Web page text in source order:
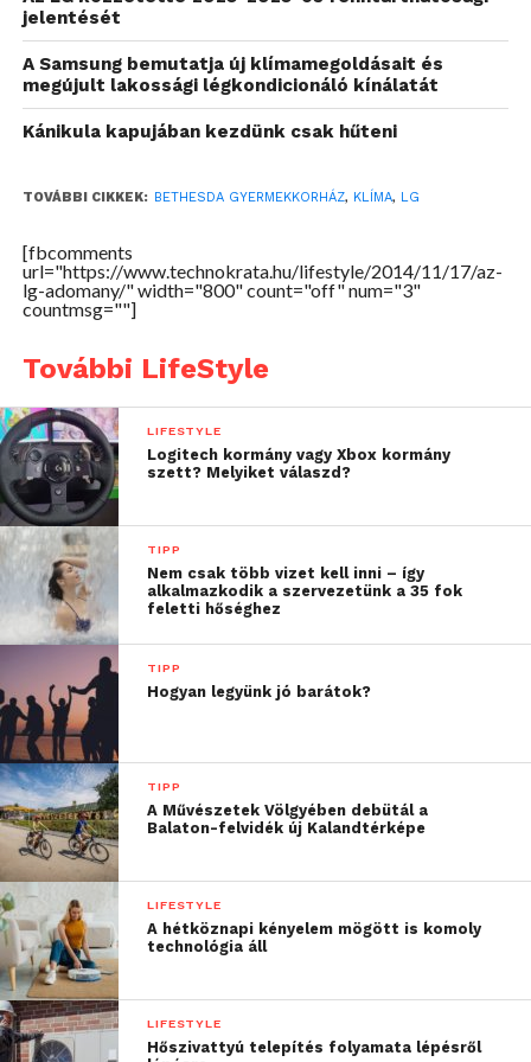
„Regionális társadalmi felelősségvállalási stratégiánk
keretében olyan gyermek-egészségügyi intézményeket
kényelmesebb környezetet tudnak biztosítani az ott
gyermekkórház mellett, a miskolci Borsod-Abaúj-
Zemplén Megyei Kórház és Egyetemi Oktató Kórház
Koraszülött-Újszülöttpathológiai osztálya kapott
Gyermekkórház korszerűsítheti épületét adományunk
Magyar Kft. légkondicionáló és energetikai
megoldások üzletágának vezetője.
Young Woong Lee az LG Electronics Magyar Kft.
ügyvezető igazgatója hozzátette —
hit, a jelen fiataljaiba vetett hit, ezért arra törekszünk,
hogy minél több gyermek-egészségügyi intézményt
segítsünk termékeinkkel hosszú távon. Mi így kívánunk
felelős vállalati magatartást tanúsítani, abban a
környezetben, ahol immár 20 éve működünk.”
jelentését
A Samsung bemutatja új klímamegoldásait és
megújult lakossági légkondicionáló kínálatát
Kánikula kapujában kezdünk csak hűteni
TOVÁBBI CIKKEK: BETHESDA GYERMEKKORHÁZ, KLÍMA, LG
[fbcomments
url="https://www.technokrata.hu/lifestyle/2014/11/17/az-
lg-adomany/" width="800" count="off" num="3"
countmsg=""]
További LifeStyle
LIFESTYLE
Logitech kormány vagy Xbox kormány
szett? Melyiket válaszd?
TIPP
Nem csak több vizet kell inni – így
alkalmazkodik a szervezetünk a 35 fok
feletti hőséghez
TIPP
Hogyan legyünk jó barátok?
TIPP
A Művészetek Völgyében debütál a
Balaton-felvidék új Kalandtérképe
LIFESTYLE
A hétköznapi kényelem mögött is komoly
technológia áll
LIFESTYLE
Hőszivattyú telepítés folyamata lépésről